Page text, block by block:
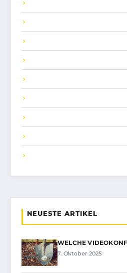
NEUESTE ARTIKEL
WELCHE
7. Oktober 2025